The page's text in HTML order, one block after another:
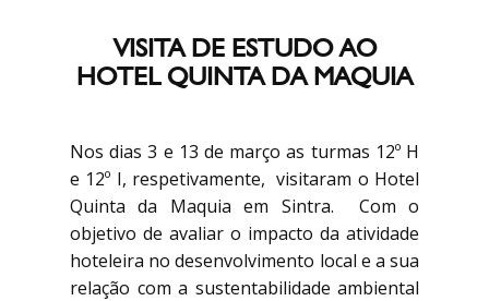
VISITA DE ESTUDO AO
HOTEL QUINTA DA MAQUIA
Nos dias 3 e 13 de março as turmas 12º H
e 12º I, respetivamente, visitaram o Hotel
Quinta da Maquia em Sintra. Com o
objetivo de avaliar o impacto da atividade
hoteleira no desenvolvimento local e a sua
relação com a sustentabilidade ambiental